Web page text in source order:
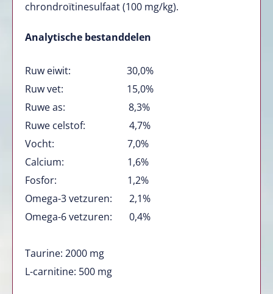
chrondroïtinesulfaat (100 mg/kg).
Analytische bestanddelen
Ruw eiwit: 30,0%
Ruw vet: 15,0%
Ruwe as: 8,3%
Ruwe celstof: 4,7%
Vocht: 7,0%
Calcium: 1,6%
Fosfor: 1,2%
Omega-3 vetzuren: 2,1%
Omega-6 vetzuren: 0,4%
Taurine: 2000 mg
L-carnitine: 500 mg